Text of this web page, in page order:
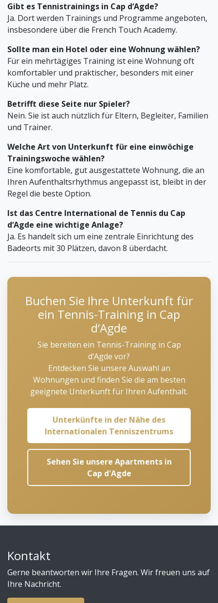
Gibt es Tennistrainings in Cap d‘Agde?
Ja. Dort werden Trainings und Programme angeboten,
insbesondere über die French Touch Academy.
Sollte man ein Hotel oder eine Wohnung wählen?
Für ein mehrtägiges Training ist eine Wohnung oft
komfortabler und praktischer, besonders mit einer
Küche und mehr Platz.
Betrifft diese Seite nur Spieler?
Nein. Sie ist auch nützlich für Eltern, Begleiter, Familien
und Trainer.
Welche Art von Unterkunft für eine einwöchige
Trainingswoche wählen?
Eine komfortable, gut ausgestattete Wohnung, die an
Ihren Aufenthaltsrhythmus angepasst ist, bleibt in der
Regel die beste Option.
Ist das Centre International de Tennis du Cap
d‘Agde eine wichtige Anlage?
Ja. Es handelt sich um eine zentrale Einrichtung des
Badeorts mit 30 Plätzen, davon 8 überdacht.
Buchen Sie Ihre Unterkunft für
ein Tennis-Training in Cap
d‘Agde
Sie bereiten ein Tennis-Training in Cap
d‘Agde vor?
Entdecken Sie unsere Auswahl an
Wohnungen und finden Sie die am besten
geeignete Unterkunft für Ihren Aufenthalt.
Unterkünfte in der Nähe des
Internationalen Tenniszentrums
Sehen Sie unsere Apartments in
Cap d'Agde
Kontakt
Gerne beantworten wir Ihre Fragen. Wir freuen uns auf
Ihre Nachricht.